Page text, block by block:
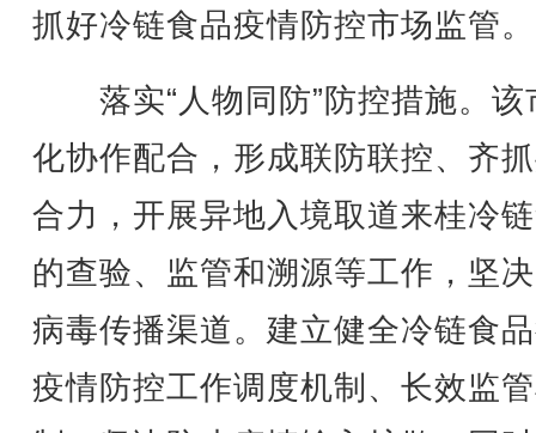
抓好冷链食品疫情防控市场监管。
落实“人物同防”防控措施。该
化协作配合，形成联防联控、齐
合力，开展异地入境取道来桂冷
的查验、监管和溯源等工作，坚
病毒传播渠道。建立健全冷链食
疫情防控工作调度机制、长效监